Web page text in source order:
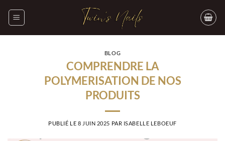
BLOG
COMPRENDRE LA
POLYMERISATION DE NOS
PRODUITS
PUBLIÉ LE 8 JUIN 2025 PAR ISABELLE LEBOEUF